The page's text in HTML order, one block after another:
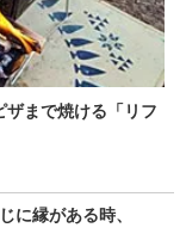
まで焼ける「リフ
に縁がある時、